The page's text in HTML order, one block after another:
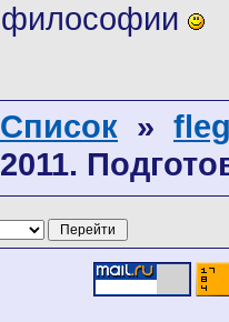
философии
Список »
2011.